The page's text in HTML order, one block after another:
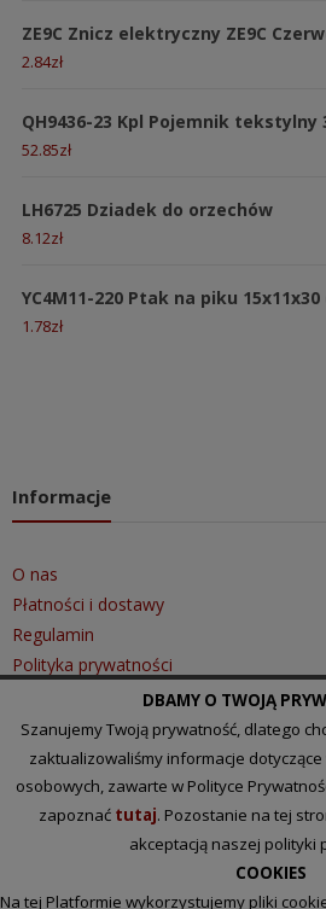
ZE9C Znicz elektryczny ZE9C
2.84zł
QH9436-23 Kpl Pojemnik tekstylny
52.85zł
LH6725 Dziadek do orzechów
8.12zł
YC4M11-220 Ptak na piku 15x11x30
1.78zł
Informacje
O nas
Płatności i dostawy
Regulamin
Polityka prywatności
Szybki kontakt
Tel.: 510 097 101
biuro@lakihurt.pl
DBAMY O TWOJĄ
Szanujemy Twoją prywatność, dlatego
zaktualizowaliśmy informacje
osobowych, zawarte w Polityce
zapoznać tutaj. Pozostanie na tej
akceptacją naszej polityki
COOKIES
Na tej Platformie wykorzystujemy pliki